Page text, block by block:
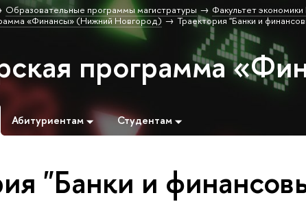
Образовательные программы магистратуры
Факультет
«Финансы» (Нижний Новгород) Траектория "Банки и
программа
Абитуриентам Студентам
"Банки и